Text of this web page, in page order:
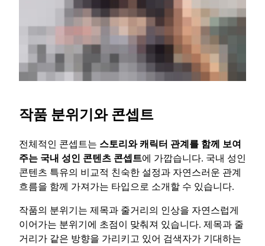
작품 분위기와 콘셉트
전체적인 콘셉트는 스토리와 캐릭터 관계를 함께 보여
주는 국내 성인 콘텐츠 콘셉트에 가깝습니다. 국내 성인
콘텐츠 특유의 비교적 친숙한 설정과 자연스러운 관계
흐름을 함께 가져가는 타입으로 소개할 수 있습니다.
작품의 분위기는 제목과 줄거리의 인상을 자연스럽게
이어가는 분위기에 초점이 맞춰져 있습니다. 제목과 줄
거리가 같은 방향을 가리키고 있어 검색자가 기대하는